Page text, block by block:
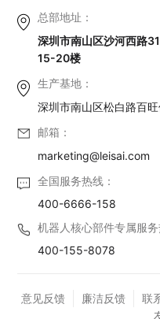
总部地址：
深圳市南山区沙河西路
15-20楼
生产基地：
深圳市南山区松白路百
邮箱：
marketing@leisai.com
全国服务热线：
400-6666-158
机器人核心部件专属服务
400-155-8078
意见反馈 廉洁反馈 联